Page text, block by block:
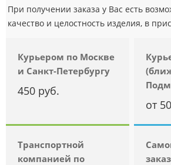
При получении заказа у Вас есть
качество и целостность изделия, в
Курьером по Москве
и Санкт-Петербургу
450 руб.
от
Транспортной
компанией по